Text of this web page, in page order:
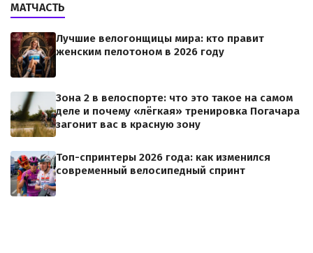
МАТЧАСТЬ
Лучшие велогонщицы мира: кто правит
женским пелотоном в 2026 году
Зона 2 в велоспорте: что это такое на самом
деле и почему «лёгкая» тренировка Погачара
загонит вас в красную зону
Топ-спринтеры 2026 года: как изменился
современный велосипедный спринт